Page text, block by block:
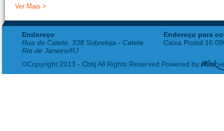
Ver Mais >
Endereço
Rua do Catete, 338 Sobreloja - Catete
Rio de Janeiro/RJ
Endereço para
Caixa Postal
©Copyright 2013 - Cbtij All Rights Reserved Powered by: